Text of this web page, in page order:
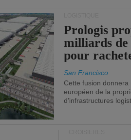
Prologis
milliards
pour
San Francisco
Cette fusion
européen de la
d'infrastructures